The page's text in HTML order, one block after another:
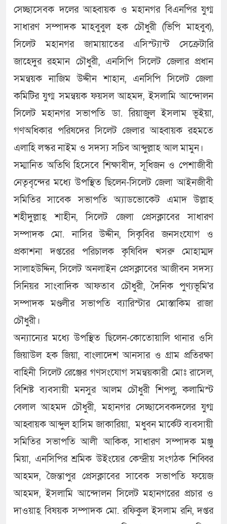
সেচ্ছাসেবক দলের আহ্বায়ক ও মহানগর বিএনপির যুগ্ম
সাধারণ সম্পাদক মাহবুবুল হক চৌধুরী (ভিপি মাহবুব),
সিলেট মহানগর জামায়াতের এসিস্ট্যান্ট সেক্রেটারি
জাহেদুর রহমান চৌধুরী, এনসিপি সিলেট জেলার প্রধান
সমন্বয়ক নাজিম উদ্দীন শাহান, এনসিপি সিলেট জেলা
কমিটির যুগ্ম সমন্বয়ক ফয়সল আহমদ, ইসলামি আন্দোলন
সিলেট মহানগর সভাপতি ডা. রিয়াজুল ইসলাম ভূইয়া,
গণঅধিকার পরিষদের সিলেট জেলার আহ্বায়ক রহমতে
এলাহি লস্কর নাইম ও সদস্য সচিব আব্দুল্লাহ আল মামুন।
সম্মানিত অতিথি হিসেবে শিক্ষাবীদ, সূধিজন ও পেশাজীবী
নেতৃবৃন্দের মধ্যে উপস্থিত ছিলেন-সিলেট জেলা আইনজীবী
সমিতির সাবেক সভাপতি অ্যাডভোকেট এমাদ উল্লাহ
শহীদুল্লাহ্ শাহীন, সিলেট জেলা প্রেসক্লাবের সাধারণ
সম্পাদক মো. নাসির উদ্দীন, সিকৃবির জনসংযোগ ও
প্রকাশনা দপ্তরের পরিচালক কৃষিবিদ খসরু মোহাম্মদ
সালাহউদ্দিন, সিলেট অনলাইন প্রেসক্লাবের আজীবন সদস্য
সিনিয়র সাংবাদিক আফতাব চৌধুরী, দৈনিক পুণ্যভূমি'র
সম্পাদক মণ্ডলীর সভাপতি ব্যারিস্টার মোস্তাকিম রাজা
চৌধুরী।
অন্যান্যের মধ্যে উপস্থিত ছিলেন-কোতোয়ালি থানার ওসি
জিয়াউল হক জিয়া, বাংলাদেশ আনসার ও গ্রাম প্রতিরক্ষা
বাহিনী সিলেট রেঞ্জের গণসংযোগ সমন্বয়কারী মোঃ রাসেল,
বিশিষ্ট ব্যবসায়ী মনসুর আলম চৌধুরী শিপলু, কলামিস্ট
বেলাল আহমদ চৌধুরী, মহানগর সেচ্ছাসেবকদলের যুগ্ম
আহ্বায়ক আব্দুল হাসিম জাকারিয়া, মধুবন মার্কেট ব্যবসায়ী
সমিতির সভাপতি আলী আকিক, সাধারণ সম্পাদক মঞ্জু
মিয়া, এনসিপির শ্রমিক উইংয়ের কেন্দ্রীয় সংগঠক শিব্বির
আহমদ, জৈন্তাপুর প্রেসক্লাবের সাবেক সভাপতি ফয়েজ
আহমদ, ইসলামি আন্দোলন সিলেট মহানগরের প্রচার ও
দাওয়াহ্ বিষয়ক সম্পাদক মো. রফিকুল ইসলাম রনি, দপ্তর